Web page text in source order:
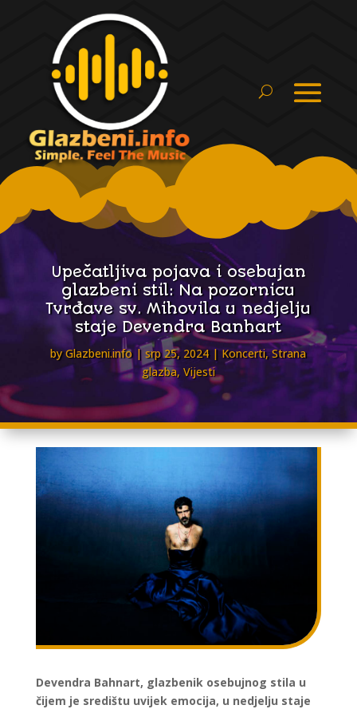
Upečatljiva pojava i osebujan
glazbeni stil: Na pozornicu
Tvrđave sv. Mihovila u nedjelju
staje Devendra Banhart
byGlazbeni.info srp 25, 2024 Koncerti,Strana
glazba, Vijesti
Devendra Bahnart, glazbenik osebujnog stila u
čijem je središtu uvijek emocija, u nedjelju staje